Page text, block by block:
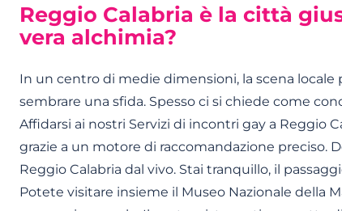
Reggio Calabria è la città
vera alchimia?
In un centro di medie dimensioni, la scena
sembrare una sfida. Spesso ci si chiede come
Affidarsi ai nostri Servizi di incontri gay a Reggio
grazie a un motore di raccomandazione preciso.
Reggio Calabria dal vivo. Stai tranquillo, il
Potete visitare insieme il Museo Nazionale della